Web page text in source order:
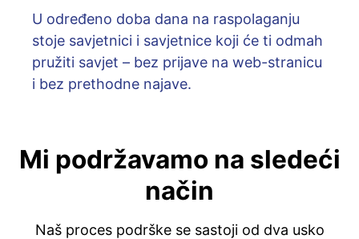
U određeno doba dana na raspolaganju
stoje savjetnici i savjetnice koji će ti odmah
pružiti savjet – bez prijave na web-stranicu
i bez prethodne najave.
Mi podržavamo na sledeći
način
Naš proces podrške se sastoji od dva usko